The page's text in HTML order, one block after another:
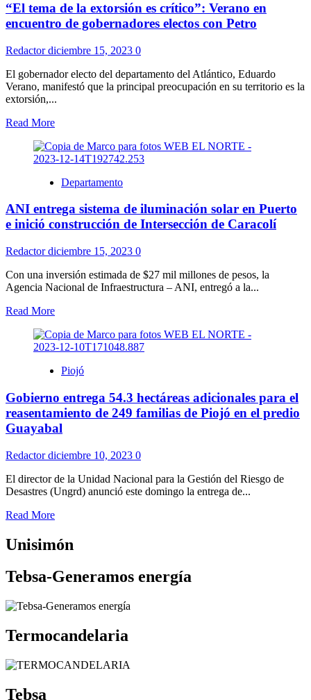
“El tema de la extorsión es crítico”: Verano en
encuentro de gobernadores electos con Petro
Redactordiciembre 15, 2023 0
El gobernador electo del departamento del Atlántico, Eduardo
Verano, manifestó que la principal preocupación en su territorio es la
extorsión,...
Read More
Departamento
ANI entrega sistema de iluminación solar en Puerto
e inició construcción de Intersección de Caracolí
Redactordiciembre 15, 2023 0
Con una inversión estimada de $27 mil millones de pesos, la
Agencia Nacional de Infraestructura – ANI, entregó a la...
Read More
Piojó
Gobierno entrega 54.3 hectáreas adicionales para el
reasentamiento de 249 familias de Piojó en el predio
Guayabal
Redactordiciembre 10, 2023 0
El director de la Unidad Nacional para la Gestión del Riesgo de
Desastres (Ungrd) anunció este domingo la entrega de...
Read More
Unisimón
Tebsa-Generamos energía
Termocandelaria
Tebsa